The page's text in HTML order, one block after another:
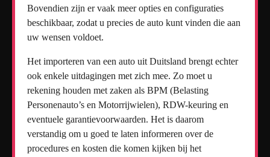
Bovendien zijn er vaak meer opties en configuraties
beschikbaar, zodat u precies de auto kunt vinden die aan
uw wensen voldoet.
Het importeren van een auto uit Duitsland brengt echter
ook enkele uitdagingen met zich mee. Zo moet u
rekening houden met zaken als BPM (Belasting
Personenauto’s en Motorrijwielen), RDW-keuring en
eventuele garantievoorwaarden. Het is daarom
verstandig om u goed te laten informeren over de
procedures en kosten die komen kijken bij het